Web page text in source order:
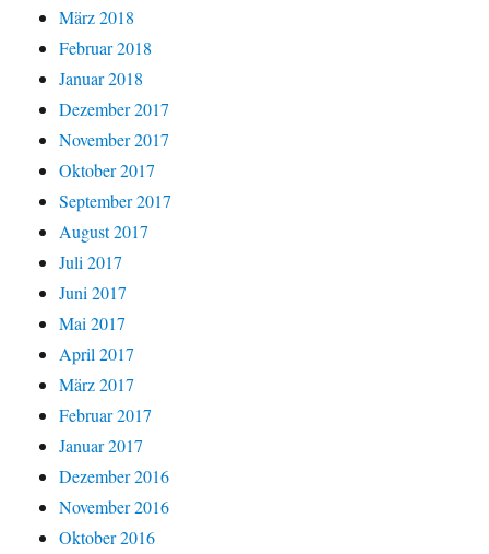
März 2018
Februar 2018
Januar 2018
Dezember 2017
November 2017
Oktober 2017
September 2017
August 2017
Juli 2017
Juni 2017
Mai 2017
April 2017
März 2017
Februar 2017
Januar 2017
Dezember 2016
November 2016
Oktober 2016